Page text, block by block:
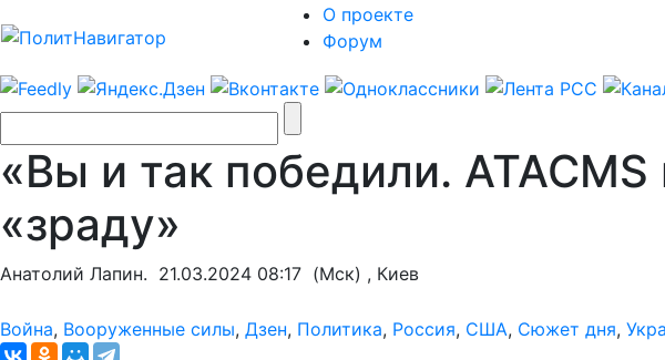
О проекте
Форум
«Вы и так победили.
«зраду»
Анатолий Лапин. 21.03.2024 08:17 (Мск) , Киев
Война, Вооруженные силы, Дзен, Политика, Россия, США, Сюжет дня,